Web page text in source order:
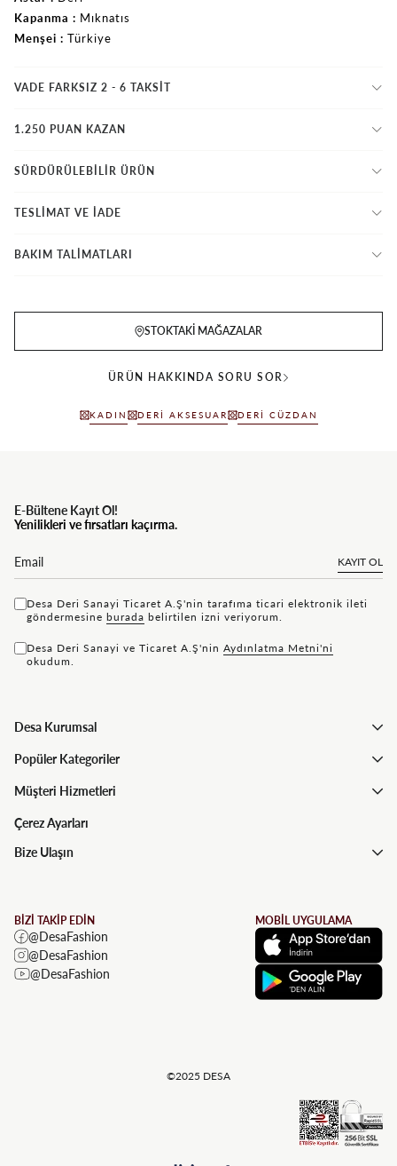
Kapanma
Mıknatıs
Menşei
Türkiye
VADE FARKSIZ 2 - 6 TAKSIT
1.250 PUAN KAZAN
SÜRDÜRÜLEBİLİR ÜRÜN
TESLİMAT VE İADE
BAKIM TALİMATLARI
STOKTAKI MAĞAZALAR
ÜRÜN HAKKINDA SORU SOR
KADIN DERI AKSESUAR DERI CÜZDAN
E-Bültene Kayıt Ol!
Yenilikleri ve fırsatları kaçırma.
KAYIT OL
Desa Deri Sanayi Ticaret A.Ş'nin tarafıma ticari elektronik ileti
göndermesine bu rada belirtilen izni veriyorum.
Desa Deri Sanayi ve Ticaret A.Ş'nin Aydınlatma Metni'ni
okudum.
Desa Kurumsal
Popüler Kategoriler
Müşteri Hizmetleri
Çerez Ayarları
Bize Ulaşın
BİZİ TAKİP EDİN
@DesaFashion
@DesaFashion
@DesaFashion
MOBİL UYGULAMA
©2025 DESA